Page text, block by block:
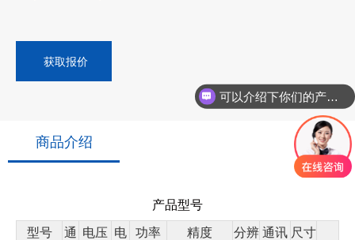
获取报价
商品介绍
产品型号
型号
通 电压 电
功率 精度
分辨 通讯 尺寸
可以介绍下你们的产品么？